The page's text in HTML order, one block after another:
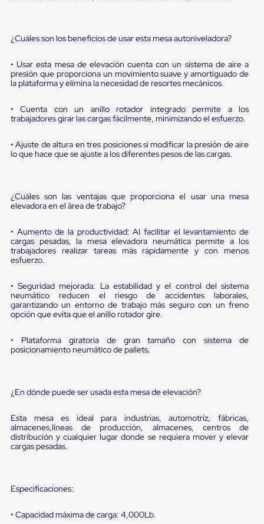
retención
ruedas
Retenedores
de
Automáticos
Retenedores
de
Multi
Transportes
Controles
de
Básico
Controles
de
Diablito
de
carga
Diablito
Diablito
manual
Jaulas
Ultima
Milla
Dollies
Jaulas
¿Cuáles son los beneficios de usar esta mesa autoniveladora?
• Usar esta mesa de elevación cuenta con un sistema de aire a
presión que proporciona un movimiento suave y amortiguado de
la plataforma y elimina la necesidad de resortes mecánicos.
• Cuenta con un anillo rotador integrado permite a los
trabajadores girar las cargas fácilmente, minimizando el esfuerzo.
• Ajuste de altura en tres posiciones si modificar la presión de aire
lo que hace que se ajuste a los diferentes pesos de las cargas.
¿Cuáles son las ventajas que proporciona el usar una mesa
elevadora en el área de trabajo?
• Aumento de la productividad: Al facilitar el levantamiento de
cargas pesadas, la mesa elevadora neumática permite a los
trabajadores realizar tareas más rápidamente y con menos
esfuerzo.
• Seguridad mejorada: La estabilidad y el control del sistema
neumático reducen el riesgo de accidentes laborales,
garantizando un entorno de trabajo más seguro con un freno
opción que evita que el anillo rotador gire.
• Plataforma giratoria de gran tamaño con sistema de
posicionamiento neumático de pallets.
¿En dónde puede ser usada esta mesa de elevación?
Esta mesa es ideal para industrias, automotriz, fábricas,
almacenes,líneas de producción, almacenes, centros de
distribución y cualquier lugar donde se requiera mover y elevar
cargas pesadas.
Especificaciones:
• Capacidad máxima de carga: 4,000Lb.